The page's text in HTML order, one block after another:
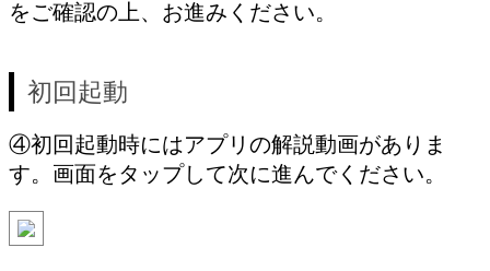
をご確認の上、お進みください。
初回起動
④初回起動時にはアプリの解説動画がありま
す。画面をタップして次に進んでください。